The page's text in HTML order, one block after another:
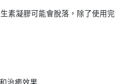
素凝膠可能會脫落，除了使用完
治癒效果